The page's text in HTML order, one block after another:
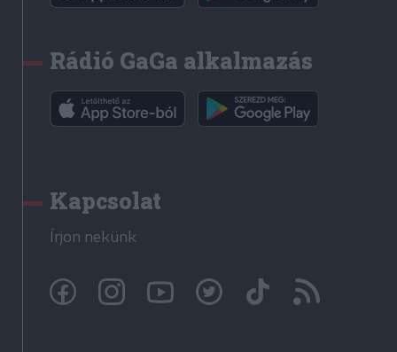
Rádió GaGa alkalmazás
Kapcsolat
Írjon nekünk